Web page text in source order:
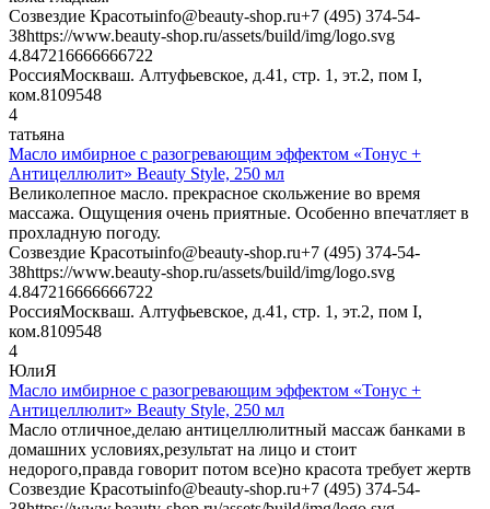
Созвездие Красотыinfo@beauty-shop.ru+7 (495) 374-54-
38https://www.beauty-shop.ru/assets/build/img/logo.svg
4.847216666666722
РоссияМоскваш. Алтуфьевское, д.41, стр. 1, эт.2, пом I,
ком.8109548
4
татьяна
Масло имбирное с разогревающим эффектом «Тонус +
Антицеллюлит» Beauty Style, 250 мл
Великолепное масло. прекрасное скольжение во время
массажа. Ощущения очень приятные. Особенно впечатляет в
прохладную погоду.
Созвездие Красотыinfo@beauty-shop.ru+7 (495) 374-54-
38https://www.beauty-shop.ru/assets/build/img/logo.svg
4.847216666666722
РоссияМоскваш. Алтуфьевское, д.41, стр. 1, эт.2, пом I,
ком.8109548
4
ЮлиЯ
Масло имбирное с разогревающим эффектом «Тонус +
Антицеллюлит» Beauty Style, 250 мл
Масло отличное,делаю антицеллюлитный массаж банками в
домашних условиях,результат на лицо и стоит
недорого,правда говорит потом все)но красота требует жертв
Созвездие Красотыinfo@beauty-shop.ru+7 (495) 374-54-